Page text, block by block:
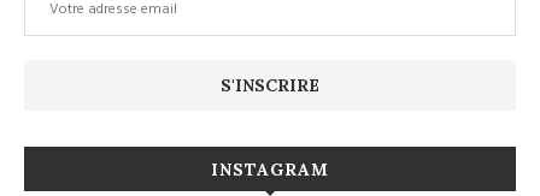
INSTAGRAM